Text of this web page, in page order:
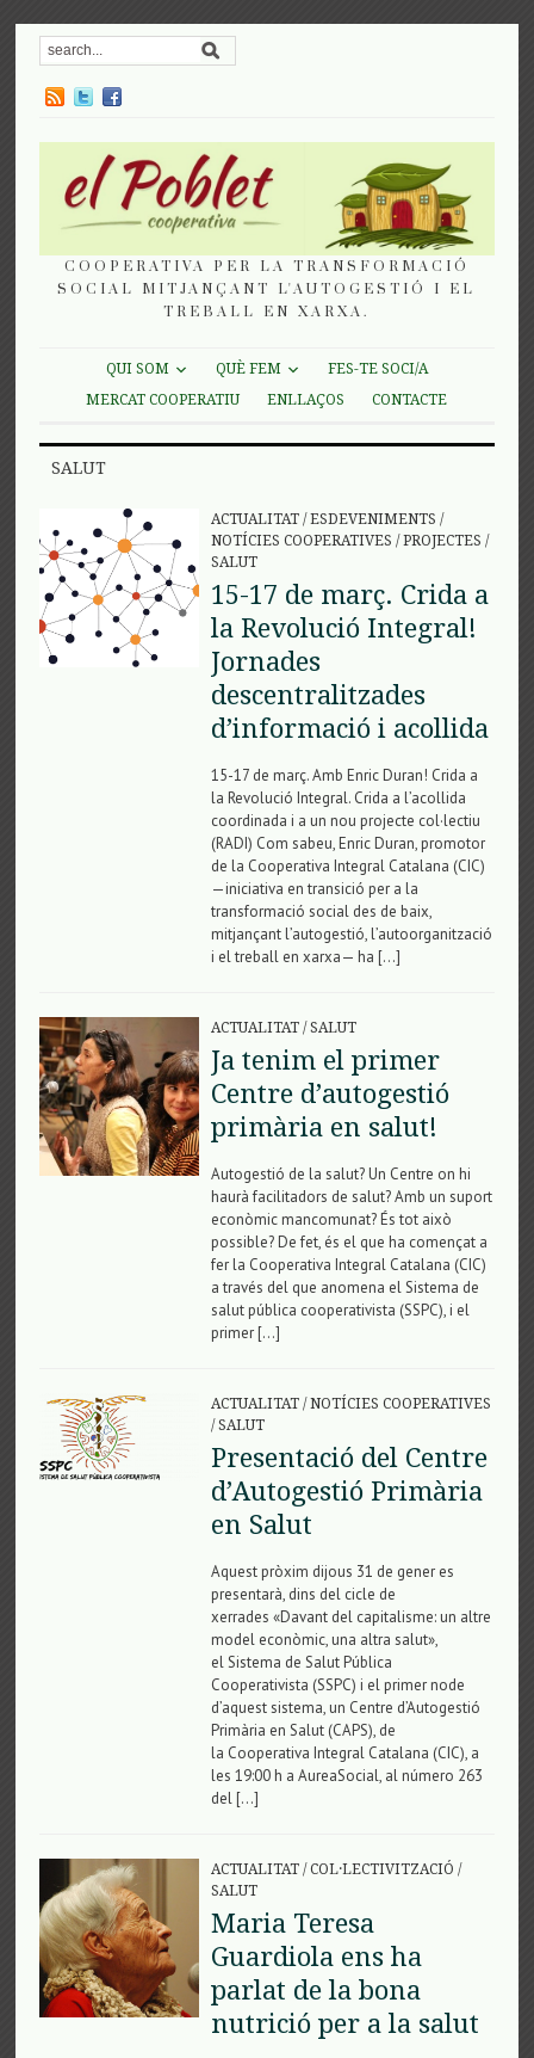
COOPERATIVA PER LA TRANSFORMACIÓ
SOCIAL MITJANÇANT L'AUTOGESTIÓ I EL
TREBALL EN XARXA.
QUI SOM QUÈ FEM
FES-TE SOCI/A
MERCAT COOPERATIU
ENLLAÇOS CONTACTE
SALUT
ACTUALITAT/ESDEVENIMENTS /
NOTÍCIES COOPERATIVES /PROJECTES /
SALUT
15-17 de març. Crida a
la Revolució Integral!
Jornades
descentralitzades
d’informació i acollida
15-17 de març. Amb Enric Duran! Crida a
la Revolució Integral. Crida a l’acollida
coordinada i a un nou projecte col·lectiu
(RADI) Com sabeu, Enric Duran, promotor
de la Cooperativa Integral Catalana (CIC)
—iniciativa en transició per a la
transformació social des de baix,
mitjançant l’autogestió, l’autoorganització
i el treball en xarxa— ha […]
ACTUALITAT/SALUT
Ja tenim el primer
Centre d’autogestió
primària en salut!
Autogestió de la salut? Un Centre on hi
haurà facilitadors de salut? Amb un suport
econòmic mancomunat? És tot això
possible? De fet, és el que ha començat a
fer la Cooperativa Integral Catalana (CIC)
a través del que anomena el Sistema de
salut pública cooperativista (SSPC), i el
primer […]
ACTUALITAT/NOTÍCIES COOPERATIVES
/SALUT
Presentació del Centre
d’Autogestió Primària
en Salut
Aquest pròxim dijous 31 de gener es
presentarà, dins del cicle de
xerrades «Davant del capitalisme: un altre
model econòmic, una altra salut»,
el Sistema de Salut Pública
Cooperativista (SSPC) i el primer node
d’aquest sistema, un Centre d’Autogestió
Primària en Salut (CAPS), de
la Cooperativa Integral Catalana (CIC), a
les 19:00 h a AureaSocial, al número 263
del […]
ACTUALITAT/COL·LECTIVITZACIÓ /
SALUT
Maria Teresa
Guardiola ens ha
parlat de la bona
nutrició per a la salut